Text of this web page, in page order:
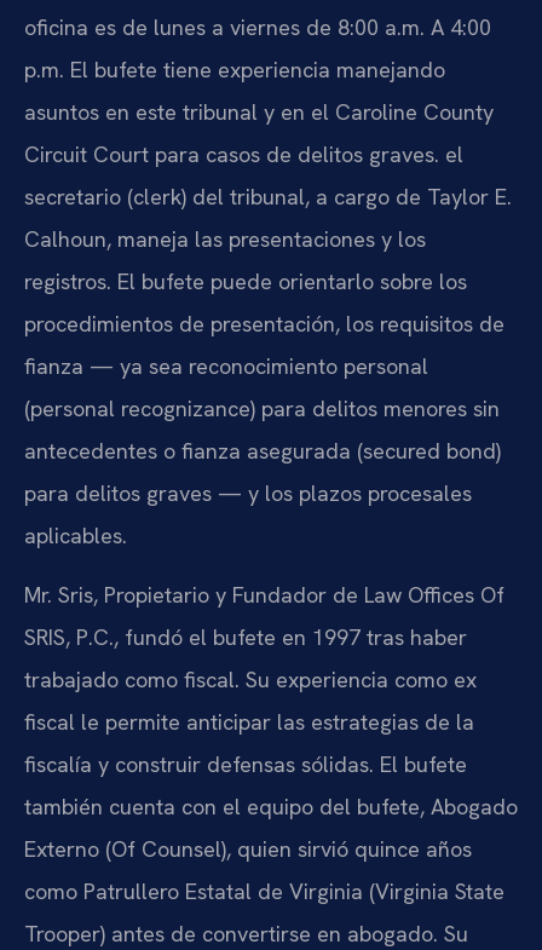
oficina es de lunes a viernes de 8:00 a.m. A 4:00
p.m. El bufete tiene experiencia manejando
asuntos en este tribunal y en el Caroline County
Circuit Court para casos de delitos graves. el
secretario (clerk) del tribunal, a cargo de Taylor E.
Calhoun, maneja las presentaciones y los
registros. El bufete puede orientarlo sobre los
procedimientos de presentación, los requisitos de
fianza — ya sea reconocimiento personal
(personal recognizance) para delitos menores sin
antecedentes o fianza asegurada (secured bond)
para delitos graves — y los plazos procesales
aplicables.
Mr. Sris, Propietario y Fundador de Law Offices Of
SRIS, P.C., fundó el bufete en 1997 tras haber
trabajado como fiscal. Su experiencia como ex
fiscal le permite anticipar las estrategias de la
fiscalía y construir defensas sólidas. El bufete
también cuenta con el equipo del bufete, Abogado
Externo (Of Counsel), quien sirvió quince años
como Patrullero Estatal de Virginia (Virginia State
Trooper) antes de convertirse en abogado. Su